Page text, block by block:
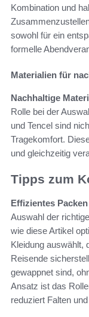
Kombination und
sowohl für ein
formelle
Materialien für
Nachhaltige
Rolle bei der
und Tencel sind
Tragekomfort.
und gleichzeitig
Tipps zum
Effizientes
Auswahl der
wie diese Artikel
Kleidung auswählt,
Reisende
gewappnet sind,
Ansatz ist das
reduziert Falten